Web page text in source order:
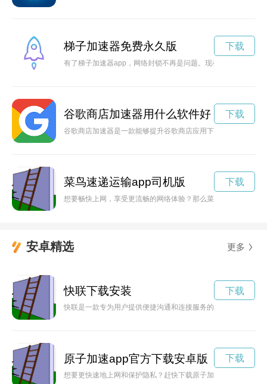
梯子加速器免费永久版
有了梯子加速器app，网络封锁不再是问题。现在免费永久使
下载
谷歌商店加速器用什么软件好
谷歌商店加速器是一款能够提升谷歌商店应用下载速度的工具
下载
菜鸟速递运输app司机版
想要畅快上网，享受更流畅的网络体验？那么菜鸟加速器是您
下载
安卓精选 更多
快联下载安装
快联是一款专为用户提供便捷沟通和连接服务的应用程序，通
下载
原子加速app官方下载安卓版
想要更快速地上网和保护隐私？赶快下载原子加速器最新版本
下载